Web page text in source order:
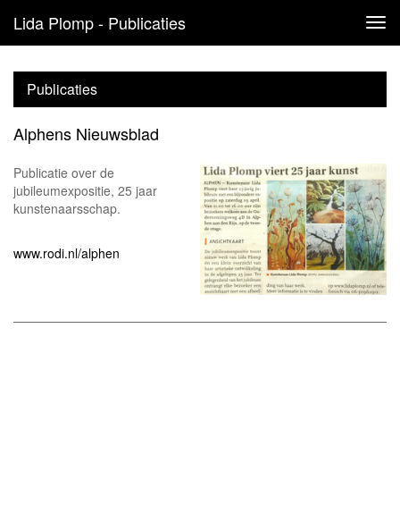
Lida Plomp - Publicaties
Publicaties
Alphens Nieuwsblad
Publicatie over de
jubileumexpositie, 25 jaar
kunstenaarsschap.
www.rodi.nl/alphen